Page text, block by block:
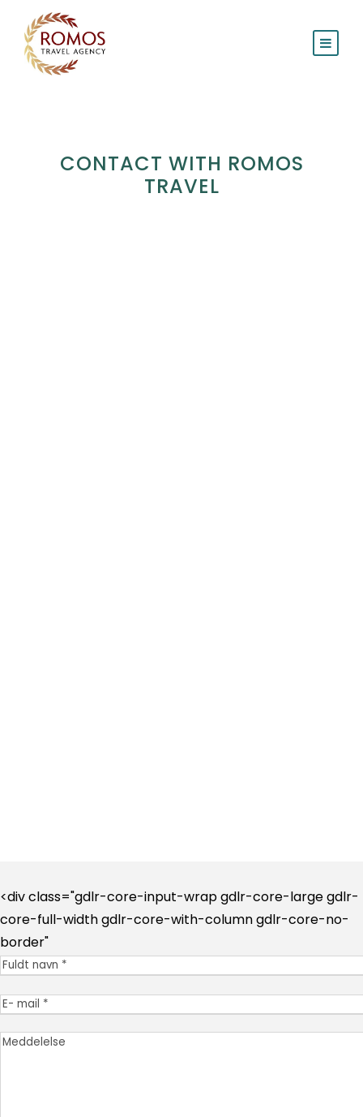
CONTACT WITH ROMOS
TRAVEL
<div class="gdlr-core-input-wrap gdlr-core-large gdlr-
core-full-width gdlr-core-with-column gdlr-core-no-
border"